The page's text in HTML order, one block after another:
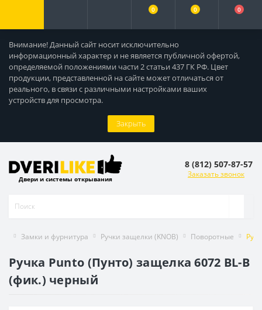
Внимание! Данный сайт носит исключительно
информационный характер и не является публичной офертой,
определяемой положениями части 2 статьи 437 ГК РФ. Цвет
продукции, представленной на сайте может отличаться от
реального, в связи с различными настройками ваших
устройств для просмотра.
Закрыть
0 0 0
Двери и системы открывания
8 (812) 507-87-57
Заказать звонок
Замки и фурнитура Ручки защелки (KNOB) Поворотные
Ручка Punto (Пунто) защелка 6072 BL-B
(фик.) черный